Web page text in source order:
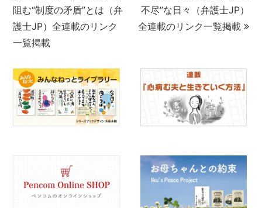
阻む“制度の矛盾”とは（弁
護士JP）全連載のリンク
一覧掲載
不尽”な日々（弁護士JP）
全連載のリンク一覧掲載